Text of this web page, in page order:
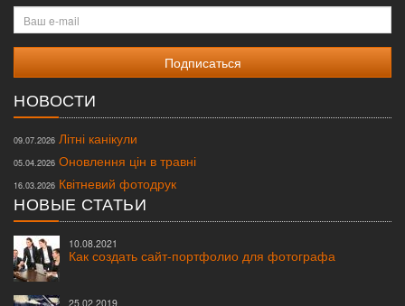
Ваш
e-
mail
НОВОСТИ
09.07.2026 Літні канікули
05.04.2026 Оновлення цін в травні
16.03.2026 Квітневий фотодрук
НОВЫЕ СТАТЬИ
10.08.2021
Как создать сайт-портфолио для фотографа
25.02.2019